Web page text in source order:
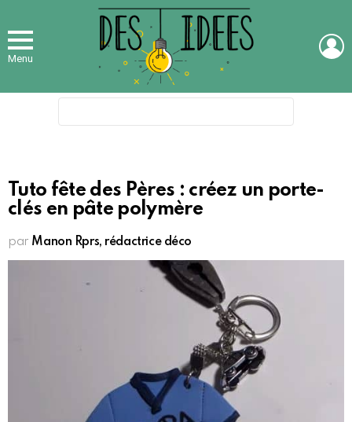
Menu
Tuto fête des Pères : créez un porte-
clés en pâte polymère
par Manon Rprs, rédactrice déco